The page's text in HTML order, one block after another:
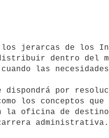
dentro del
cuando las
por
los conceptos
la oficina de
administrativa.